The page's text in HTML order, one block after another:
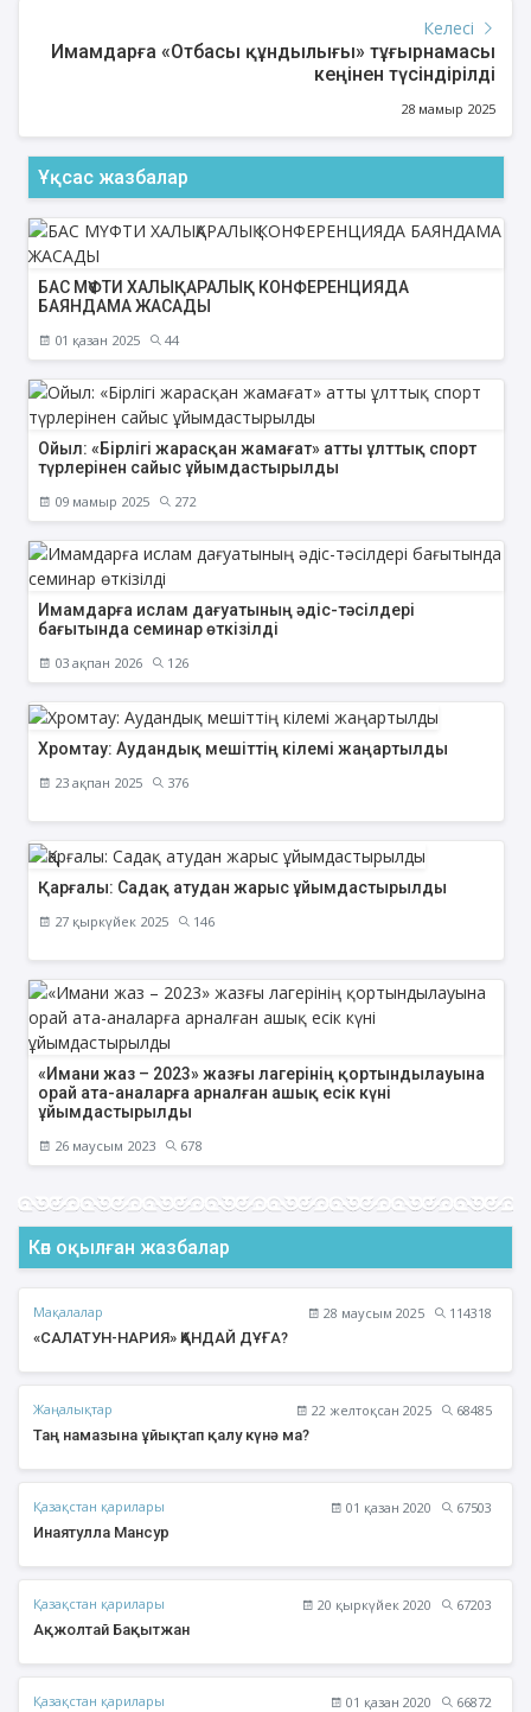
Келесі
Имамдарға «Отбасы құндылығы» тұғырнамасы
кеңінен түсіндірілді
28 мамыр 2025
Ұқсас жазбалар
БАС МҮФТИ ХАЛЫҚАРАЛЫҚ КОНФЕРЕНЦИЯДА
БАЯНДАМА ЖАСАДЫ
01 қазан 2025 44
Ойыл: «Бірлігі жарасқан жамағат» атты ұлттық спорт
түрлерінен сайыс ұйымдастырылды
09 мамыр 2025 272
Имамдарға ислам дағуатының әдіс-тәсілдері
бағытында семинар өткізілді
03 ақпан 2026 126
Хромтау: Аудандық мешіттің кілемі жаңартылды
23 ақпан 2025 376
Қарғалы: Садақ атудан жарыс ұйымдастырылды
27 қыркүйек 2025 146
«Имани жаз – 2023» жазғы лагерінің қортындылауына
орай ата-аналарға арналған ашық есік күні
ұйымдастырылды
26 маусым 2023 678
Көп оқылған жазбалар
Мақалалар 28 маусым 2025
114318
«САЛАТУН-НАРИЯ» ҚАНДАЙ ДҰҒА?
Жаңалықтар 22 желтоқсан 2025
68485
Таң намазына ұйықтап қалу күнә ма?
Қазақстан қарилары 01 қазан 2020
67503
Инаятулла Мансур
Қазақстан қарилары 20 қыркүйек 2020
67203
Ақжолтай Бақытжан
Қазақстан қарилары 01 қазан 2020
66872